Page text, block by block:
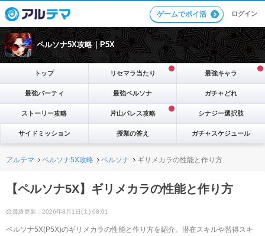
ゲームでポイ活 ログイン
ペルソナ5X攻略｜P5X
トップ リセマラ当たり 最強キャラ
最強パーティ 最強ペルソナ ガチャどれ
ストーリー攻略 片山パレス攻略 シナジー選択肢
サイドミッション 授業の答え ガチャスケジュール
アルテマ ペルソナ5X攻略 ペルソナ ギリメカラの性能と作り方
【ペルソナ5X】ギリメカラの性能と作り方
最終更新：2026年8月1日(土) 08:01
ペルソナ5X(P5X)のギリメカラの性能と作り方を紹介。潜在スキルや習得スキ